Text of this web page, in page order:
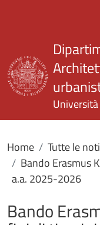
Home
Tutte le
Bando Erasmus
a.a. 2025-2026
Bando